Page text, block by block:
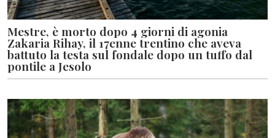
Mestre, è morto dopo 4 giorni di agonia
Zakaria Rihay, il 17enne trentino che aveva
battuto la testa sul fondale dopo un tuffo dal
pontile a Jesolo